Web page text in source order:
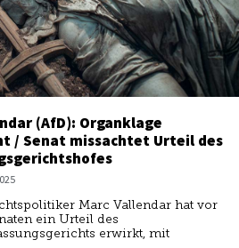
(AfD): Organklage
/ Senat missachtet Urteil des
Marc Vallendar hat vor
ein Urteil des
erwirkt, mit